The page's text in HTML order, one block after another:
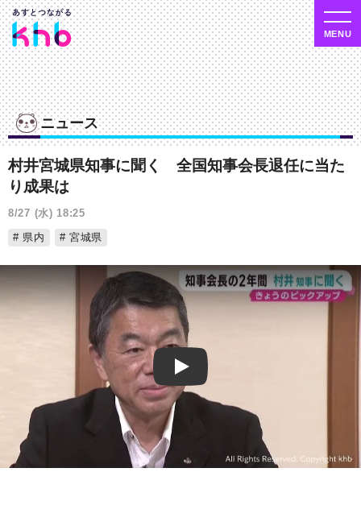
ニュース
村井宮城県知事に聞く 全国知事会長退任に当た
り成果は
8/27 (水) 18:25
県内
宮城県
Play